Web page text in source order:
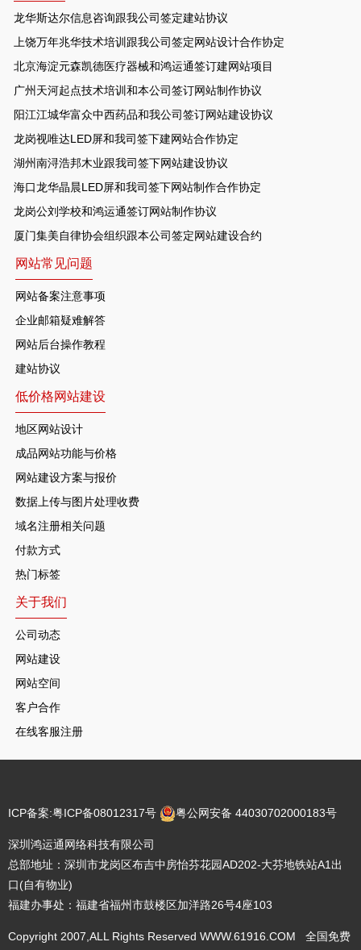
龙华斯达尔信息咨询跟我公司签定建站协议
上饶万年兆华技术培训跟我公司签定网站设计合作协定
北京海淀元森凯德医疗器械和鸿运通签订建网站项目
广州天河起点技术培训和本公司签订网站制作协议
阳江江城华富众中西药品和我公司签订网站建设协议
龙岗视唯达LED屏和我司签下建网站合作协定
湖州南浔浩邦木业跟我司签下网站建设协议
海口龙华晶晨LED屏和我司签下网站制作合作协定
龙岗公刘学校和鸿运通签订网站制作协议
厦门集美自律协会组织跟本公司签定网站建设合约
网站常见问题
网站备案注意事项
企业邮箱疑难解答
网站后台操作教程
建站协议
低价格网站建设
地区网站设计
成品网站功能与价格
网站建设方案与报价
数据上传与图片处理收费
域名注册相关问题
付款方式
热门标签
关于我们
公司动态
网站建设
网站空间
客户合作
在线客服注册
ICP备案:粤ICP备08012317号 粤公网安备 44030702000183号
深圳鸿运通网络科技有限公司
总部地址：深圳市龙岗区布吉中房怡芬花园AD202-大芬地铁站A1出
口(自有物业)
福建办事处：福建省福州市鼓楼区加洋路26号4座103
Copyright 2007,ALL Rights Reserved WWW.61916.COM 全国免费